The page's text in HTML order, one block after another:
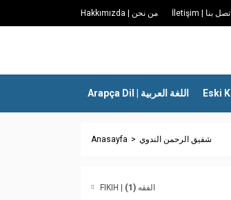
Hakkımızda | من نحن İletişim | اتصل بنا
Arapça Dil | اللغة العربية
Anasayfa شفيق الرحمن الندوي
FIKIH | الفقه (1)